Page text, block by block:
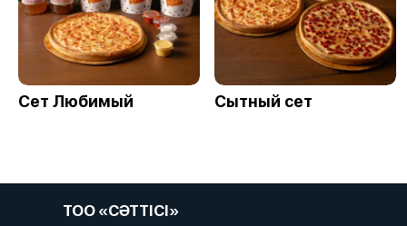
Сет Любимый Сытный сет
ТОО «СӘТТІСІ»